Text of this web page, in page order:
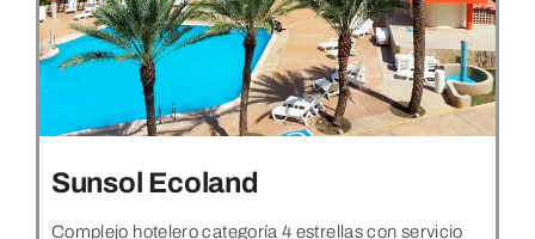
Sunsol Ecoland
Complejo hotelero categoría 4 estrellas con servicio